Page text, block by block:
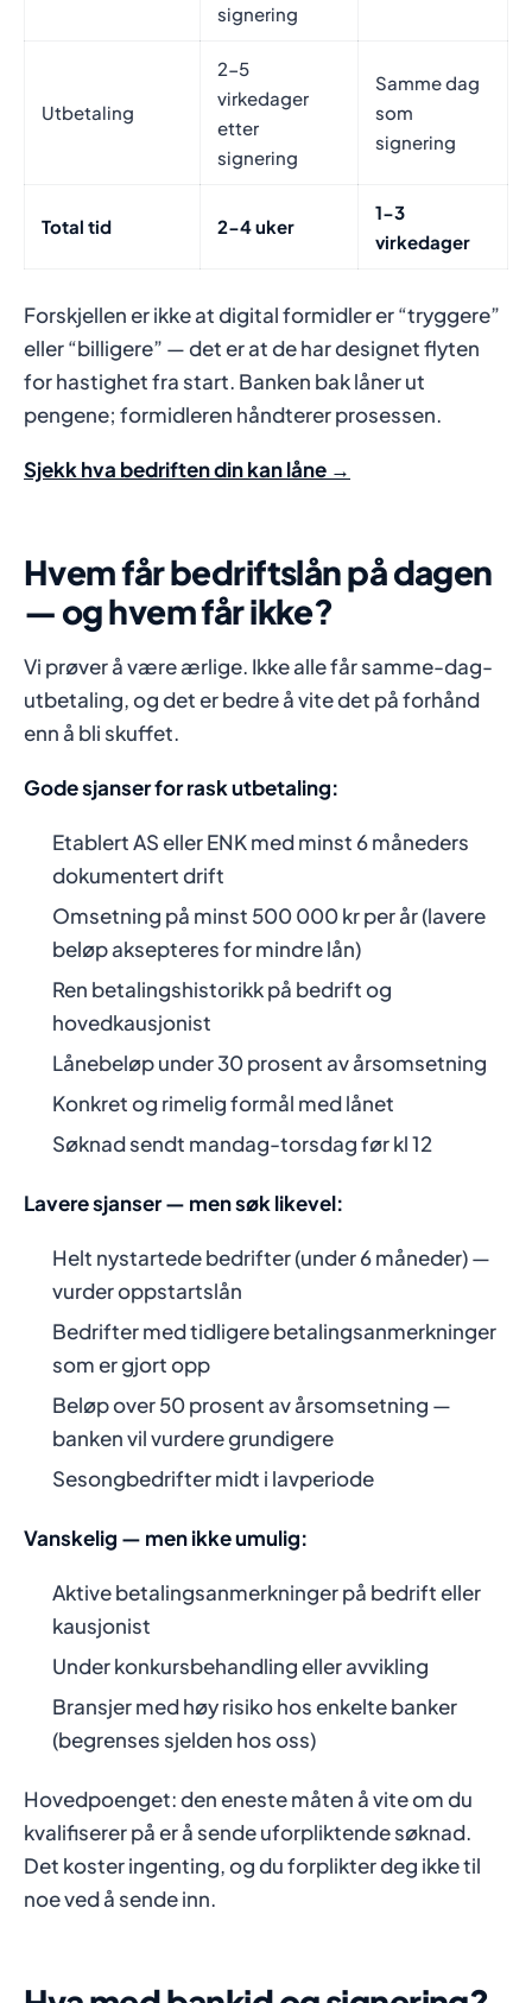
signering
Utbetaling
2-5
virkedager
etter
signering
Samme dag
som
signering
Total tid 2-4 uker
1-3
virkedager
Forskjellen er ikke at digital formidler er “tryggere”
eller “billigere” — det er at de har designet flyten
for hastighet fra start. Banken bak låner ut
pengene; formidleren håndterer prosessen.
Sjekk hva bedriften din kan låne →
Hvem får bedriftslån på dagen
— og hvem får ikke?
Vi prøver å være ærlige. Ikke alle får samme-dag-
utbetaling, og det er bedre å vite det på forhånd
enn å bli skuffet.
Gode sjanser for rask utbetaling:
Etablert AS eller ENK med minst 6 måneders
dokumentert drift
Omsetning på minst 500 000 kr per år (lavere
beløp aksepteres for mindre lån)
Ren betalingshistorikk på bedrift og
hovedkausjonist
Lånebeløp under 30 prosent av årsomsetning
Konkret og rimelig formål med lånet
Søknad sendt mandag-torsdag før kl 12
Lavere sjanser — men søk likevel:
Helt nystartede bedrifter (under 6 måneder) —
vurder oppstartslån
Bedrifter med tidligere betalingsanmerkninger
som er gjort opp
Beløp over 50 prosent av årsomsetning —
banken vil vurdere grundigere
Sesongbedrifter midt i lavperiode
Vanskelig — men ikke umulig:
Aktive betalingsanmerkninger på bedrift eller
kausjonist
Under konkursbehandling eller avvikling
Bransjer med høy risiko hos enkelte banker
(begrenses sjelden hos oss)
Hovedpoenget: den eneste måten å vite om du
kvalifiserer på er å sende uforpliktende søknad.
Det koster ingenting, og du forplikter deg ikke til
noe ved å sende inn.